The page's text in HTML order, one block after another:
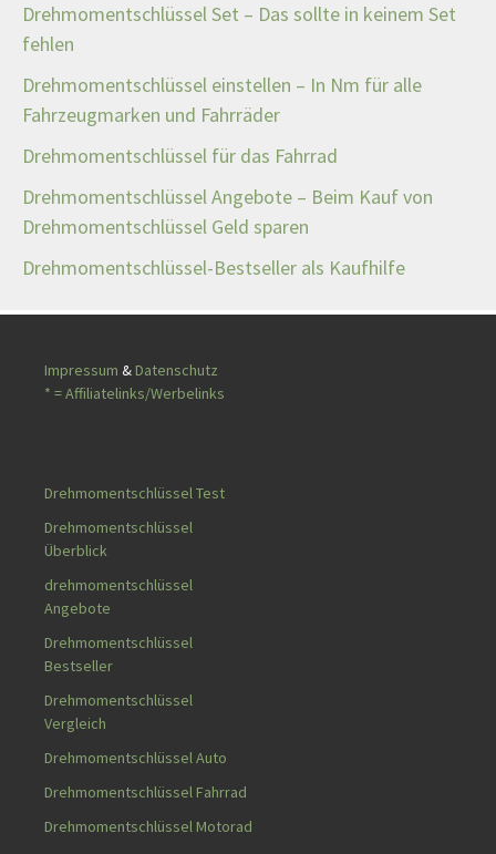
Drehmomentschlüssel Set – Das sollte in keinem Set
fehlen
Drehmomentschlüssel einstellen – In Nm für alle
Fahrzeugmarken und Fahrräder
Drehmomentschlüssel für das Fahrrad
Drehmomentschlüssel Angebote – Beim Kauf von
Drehmomentschlüssel Geld sparen
Drehmomentschlüssel-Bestseller als Kaufhilfe
Impressum & Datenschutz
* = Affiliatelinks/Werbelinks
Drehmomentschlüssel Test
Drehmomentschlüssel
Überblick
drehmomentschlüssel
Angebote
Drehmomentschlüssel
Bestseller
Drehmomentschlüssel
Vergleich
Drehmomentschlüssel Auto
Drehmomentschlüssel Fahrrad
Drehmomentschlüssel Motorad